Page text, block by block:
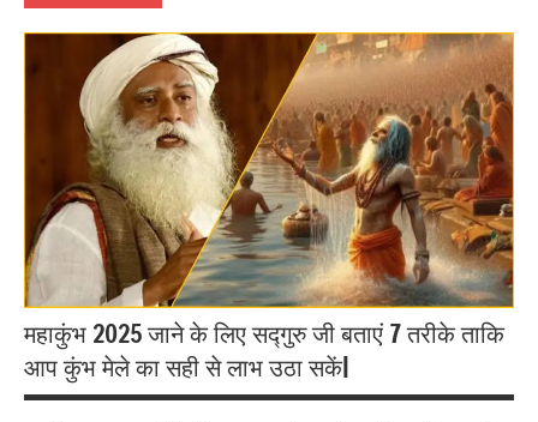
महाकुंभ 2025 जाने के लिए सद्गुरु जी बताएं 7 तरीके ताकि
आप कुंभ मेले का सही से लाभ उठा सकें|